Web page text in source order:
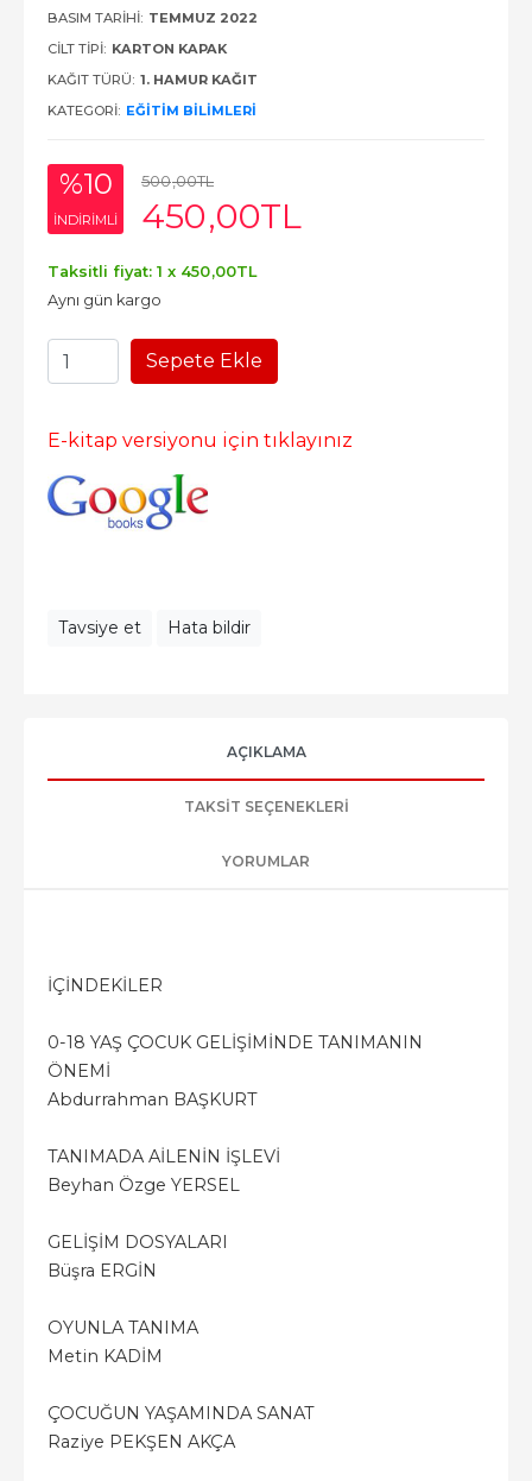
BASIM TARIHI: TEMMUZ 2022
CILT TIPI: KARTON KAPAK
KAĞIT TÜRÜ: 1. HAMUR KAĞIT
KATEGORI: EĞITIM BILIMLERI
%10
INDIRIMLI
500,00TL
450,00TL
Taksitli fiyat: 1 x 450,00TL
Aynı gün kargo
Sepete Ekle
E-kitap versiyonu için tıklayınız
Tavsiye et Hata bildir
AÇIKLAMA
TAKSIT SEÇENEKLERI
YORUMLAR
İÇİNDEKİLER
0-18 YAŞ ÇOCUK GELİŞİMİNDE TANIMANIN
ÖNEMİ
Abdurrahman BAŞKURT
TANIMADA AİLENİN İŞLEVİ
Beyhan Özge YERSEL
GELİŞİM DOSYALARI
Büşra ERGİN
OYUNLA TANIMA
Metin KADİM
ÇOCUĞUN YAŞAMINDA SANAT
Raziye PEKŞEN AKÇA